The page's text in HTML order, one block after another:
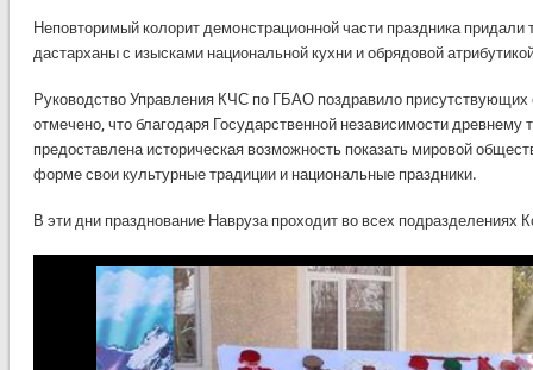
Неповторимый колорит демонстрационной части праздника придали
дастарханы с изысками национальной кухни и обрядовой
Руководство Управления КЧС по ГБАО поздравило
отмечено, что благодаря Государственной независимости древнему
предоставлена ​​историческая возможность показать мировой
форме свои культурные традиции и национальные праздники.
В эти дни празднование Навруза проходит во всех подразделениях